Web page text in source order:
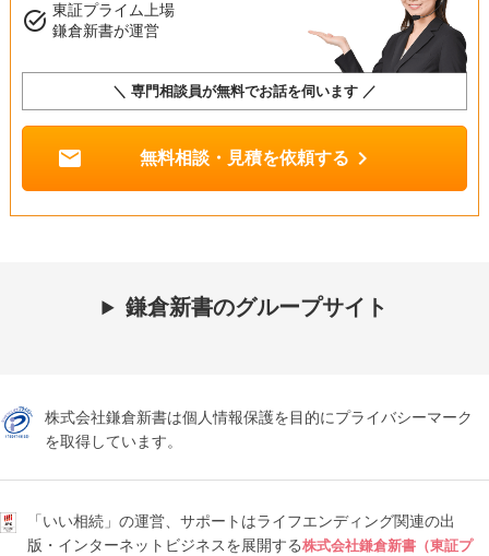
task_alt 東証プライム上場
鎌倉新書が運営
＼ 専門相談員が無料でお話を伺います ／
mail 無料相談・見積を依頼する chevron_right
鎌倉新書のグループサイト
株式会社鎌倉新書は個人情報保護を目的にプライバシーマーク
を取得しています。
「いい相続」の運営、サポートはライフエンディング関連の出
版・インターネットビジネスを展開する株式会社鎌倉新書（東証プ